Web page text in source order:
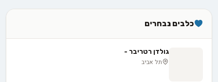
כלבים נבחרים
גולדן רטריבר -
תל אביב